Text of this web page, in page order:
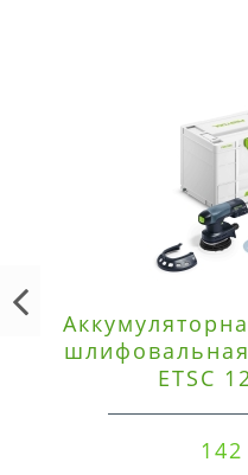
ETSC